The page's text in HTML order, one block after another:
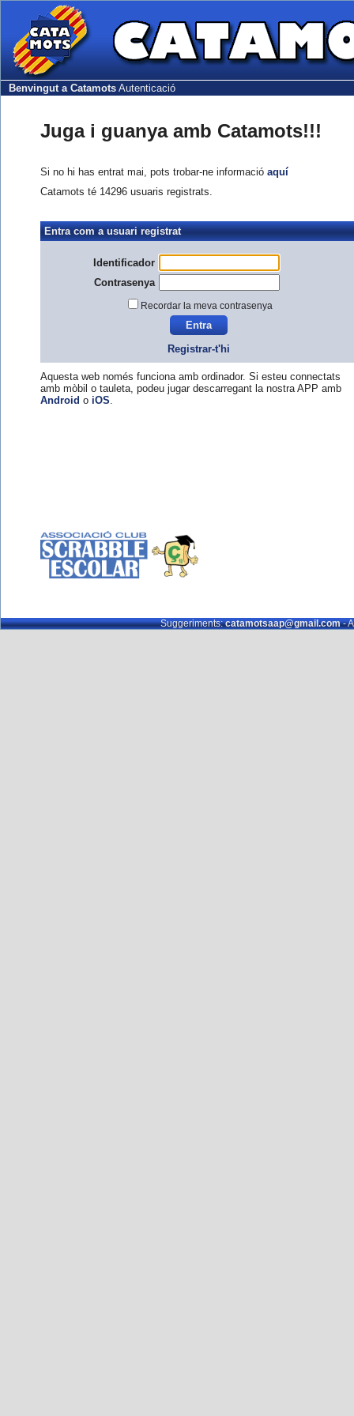
Benvingut a Catamots Autenticació
Juga i guanya amb Catamots!!!
Si no hi has entrat mai, pots trobar-ne informació aquí
Catamots té 14296 usuaris registrats.
Entra com a usuari registrat
Identificador
Contrasenya
Recordar la meva contrasenya
Registrar-t'hi
Aquesta web només funciona amb ordinador. Si esteu connectats
amb mòbil o tauleta, podeu jugar descarregant la nostra APP amb
Android o iOS.
Suggeriments:catamotsaap@gmail.com-